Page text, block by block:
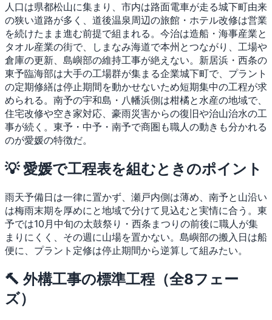
人口は県都松山に集まり、市内は路面電車が走る城下町由来
の狭い道路が多く、道後温泉周辺の旅館・ホテル改修は営業
を続けたまま進む前提で組まれる。今治は造船・海事産業と
タオル産業の街で、しまなみ海道で本州とつながり、工場や
倉庫の更新、島嶼部の維持工事が絶えない。新居浜・西条の
東予臨海部は大手の工場群が集まる企業城下町で、プラント
の定期修繕は停止期間を動かせないため短期集中の工程が求
められる。南予の宇和島・八幡浜側は柑橘と水産の地域で、
住宅改修や空き家対応、豪雨災害からの復旧や治山治水の工
事が続く。東予・中予・南予で商圏も職人の動きも分かれる
のが愛媛の特徴だ。
💡 愛媛で工程表を組むときのポイント
雨天予備日は一律に置かず、瀬戸内側は薄め、南予と山沿い
は梅雨末期を厚めにと地域で分けて見込むと実情に合う。東
予では10月中旬の太鼓祭り・西条まつりの前後に職人が集
まりにくく、その週に山場を置かない。島嶼部の搬入日は船
便に、プラント定修は停止期間から逆算して組みたい。
🔨 外構工事の標準工程（全8フェー
ズ）